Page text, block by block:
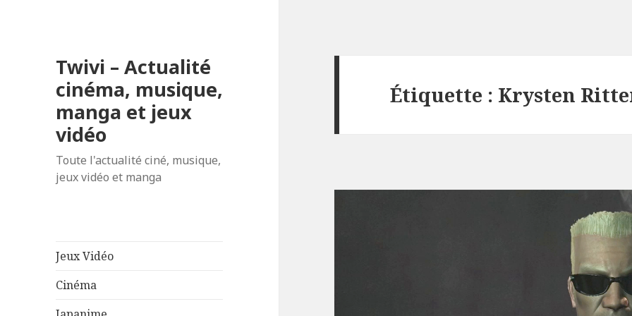
Twivi – Actualité
cinéma, musique,
manga et jeux
vidéo
Toute l'actualité ciné, musique,
jeux vidéo et manga
Jeux Vidéo
Cinéma
Étiquette : Krysten